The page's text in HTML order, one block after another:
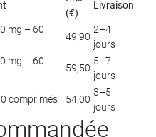
(€)
Livraison
mg – 60
49,90
2–4
jours
mg – 60
59,50
5–7
jours
comprimés 54,00
3–5
jours